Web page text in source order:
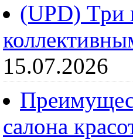
(UPD) Три
15.07.2026
салона